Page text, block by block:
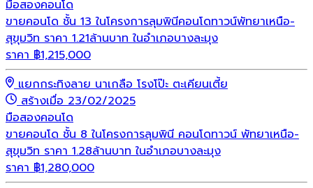
มือสองคอนโด
ขายคอนโด ชั้น 13 ในโครงการลุมพินีคอนโดทาวน์พัทยาเหนือ-
สุขุมวิท ราคา 1.21ล้านบาท ในอำเภอบางละมุง
ราคา ฿1,215,000
แยกกระทิงลาย นาเกลือ โรงโป๊ะ ตะเคียนเตี้ย
สร้างเมื่อ 23/02/2025
มือสองคอนโด
ขายคอนโด ชั้น 8 ในโครงการลุมพินี คอนโดทาวน์ พัทยาเหนือ-
สุขุมวิท ราคา 1.28ล้านบาท ในอำเภอบางละมุง
ราคา ฿1,280,000